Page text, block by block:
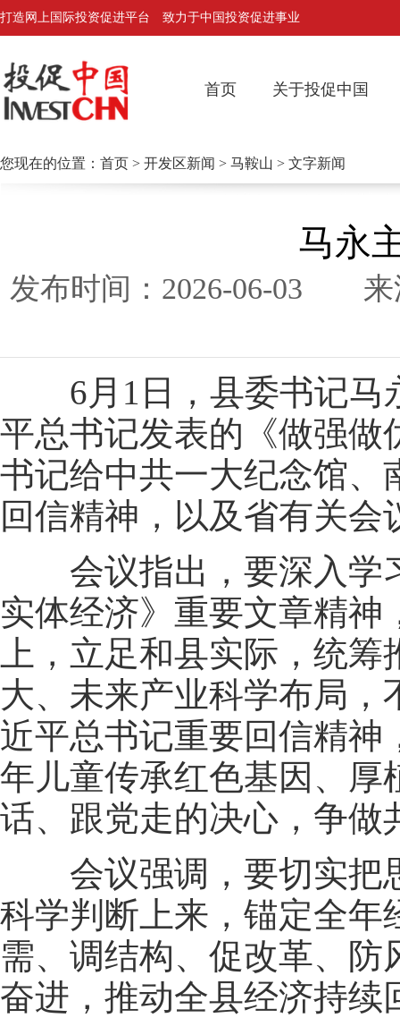
打造网上国际投资促进平台 致力于中国投资促进事业
首页 关于投促中国
您现在的位置： 首页 > 开发区新闻 > 马鞍山 > 文字新闻
马永
发布时间：2026-06-03
6月1日，县委书记马
平总书记发表的《做强做
书记给中共一大纪念馆、
回信精神，以及省有关
会议指出，要深入学
实体经济》重要文章精
上，立足和县实际，统
大、未来产业科学布局
近平总书记重要回信精神
年儿童传承红色基因、厚
话、跟党走的决心，争做
会议强调，要切实把
科学判断上来，锚定全年
需、调结构、促改革、
奋进，推动全县经济持续